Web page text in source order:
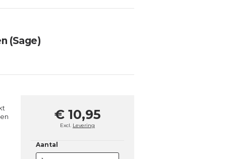
(Sage)
€ 10,95
Excl. Levering
Aantal